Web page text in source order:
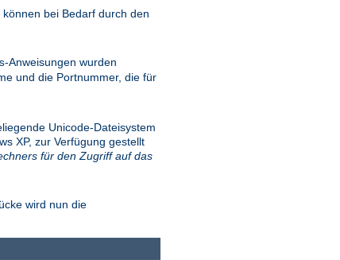
bei Bedarf durch den
-Anweisungen wurden
und die Portnummer, die für
Unicode-Dateisystem
XP, zur Verfügung gestellt
für den Zugriff auf das
wird nun die